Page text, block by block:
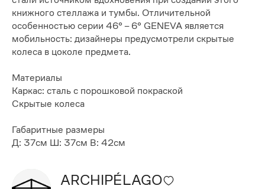
книжного стеллажа и тумбы. Отличительной
особенностью серии 46° – 6° GENEVA является
мобильность: дизайнеры предусмотрели скрытые
колеса в цоколе предмета.
Материалы
Каркас: сталь с порошковой покраской
Скрытые колеса
Габаритные размеры
Д: 37см Ш: 37см В: 42см
ARCHIPÉLAGO